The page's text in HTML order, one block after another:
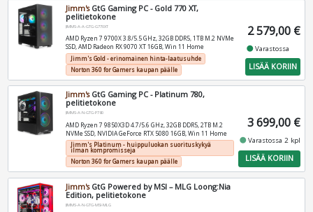
Jimm'sGtG Gaming PC - Gold 770 XT,
pelitietokone
JIMMS-A-A-GTG-G770XT
AMD Ryzen 7 9700X 3.8/5.5 GHz, 32GB DDR5, 1TB M.2 NVMe
SSD, AMD Radeon RX 9070 XT 16GB, Win 11 Home
Jimm's Gold - erinomainen hinta-laatusuhde
Norton 360 for Gamers kaupan päälle
2 579,00 €
fiber_manual_recordVarastossa
LISÄÄ KORIIN
Jimm'sGtG Gaming PC - Platinum 780,
pelitietokone
JIMMS-A-N-GTG-P780
AMD Ryzen 7 9850X3D 4.7/5.6 GHz, 32GB DDR5, 2TB M.2
NVMe SSD, NVIDIA GeForce RTX 5080 16GB, Win 11 Home
Jimm's Platinum - huippuluokan suorituskykyä
ilman kompromisseja
Norton 360 for Gamers kaupan päälle
3 699,00 €
fiber_manual_recordVarastossa 2 kpl
LISÄÄ KORIIN
Jimm'sGtG Powered by MSI – MLG Loong:Nia
Edition, pelitietokone
JIMMS-A-N-GTG-MSI-MLG